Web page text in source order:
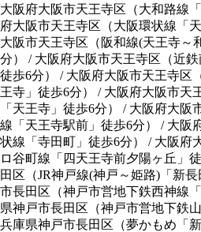
大阪府大阪市天王寺区（大和路線
府大阪市天王寺区（大阪環状線「
大阪市天王寺区（阪和線(天王寺～
分） / 大阪府大阪市天王寺区（近鉄
徒歩6分） / 大阪府大阪市天王寺区
王寺」徒歩6分） / 大阪府大阪市天
「天王寺」徒歩6分） / 大阪府大
線「天王寺駅前」徒歩6分） / 大阪
状線「寺田町」徒歩6分） / 大阪府
ロ谷町線「四天王寺前夕陽ヶ丘」
田区（JR神戸線(神戸～姫路)「新
市長田区（神戸市営地下鉄西神線
県神戸市長田区（神戸市営地下鉄
兵庫県神戸市長田区（夢かもめ「